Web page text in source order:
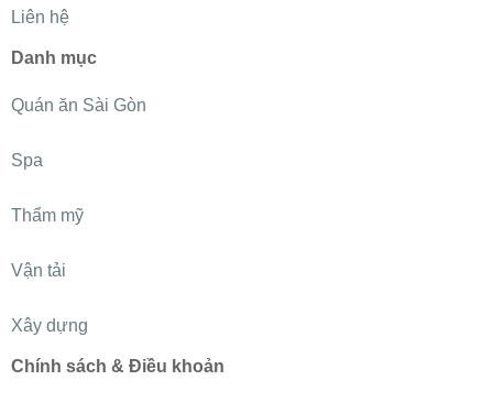
Liên hệ
Danh mục
Quán ăn Sài Gòn
Spa
Thẩm mỹ
Vận tải
Xây dựng
Chính sách & Điều khoản